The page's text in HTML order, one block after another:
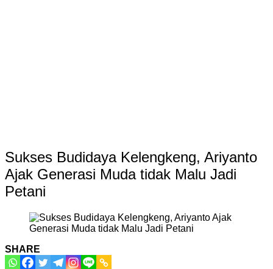
Sukses Budidaya Kelengkeng, Ariyanto
Ajak Generasi Muda tidak Malu Jadi
Petani
SHARE